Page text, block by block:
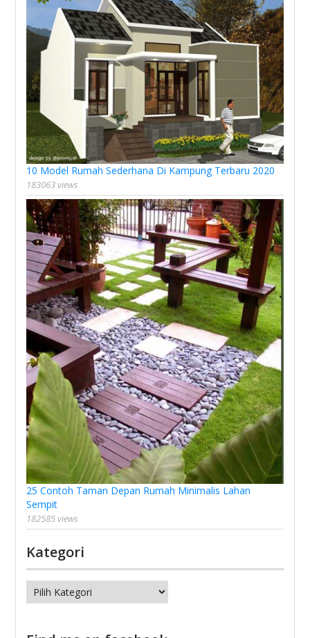
10 Model Rumah Sederhana Di Kampung Terbaru 2020
183063 views
25 Contoh Taman Depan Rumah Minimalis Lahan
Sempit
182585 views
Kategori
Kategori